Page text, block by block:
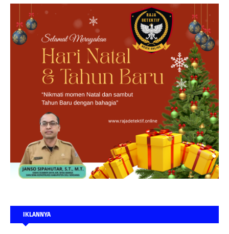
IKLANNYA